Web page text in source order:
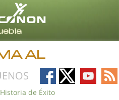
Español
Todas las Regiones/Idiomas
AL
Follow
on
Follow
on
Follow
on
on
Historia de Éxito